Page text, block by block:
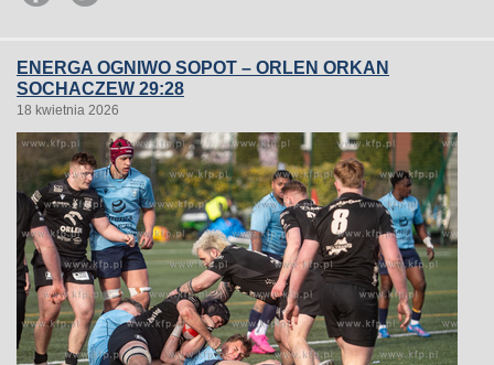
ENERGA OGNIWO SOPOT – ORLEN ORKAN
SOCHACZEW 29:28
18 kwietnia 2026